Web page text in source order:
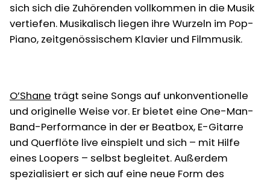
sich sich die Zuhörenden vollkommen in die Musik
vertiefen. Musikalisch liegen ihre Wurzeln im Pop-
Piano, zeitgenössischem Klavier und Filmmusik.
O’Shane trägt seine Songs auf unkonventionelle
und originelle Weise vor. Er bietet eine One-Man-
Band-Performance in der er Beatbox, E-Gitarre
und Querflöte live einspielt und sich – mit Hilfe
eines Loopers – selbst begleitet. Außerdem
spezialisiert er sich auf eine neue Form des